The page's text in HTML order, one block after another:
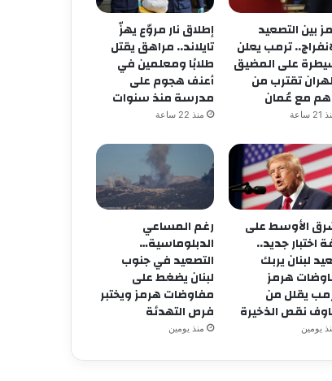
فوبيا “الجار” وصمت
في وجه الشقيق
بين التصعيد
ترمب يعلن
على المضيق
تقترب من
مع عُمان
ساعة
إطلاق نار مروّع يهزّ
تايلاند.. مراهق يقتل
طلابًا ومعلمين في
أعنف هجوم على
مدرسة منذ سنوات
منذ 22 ساعة
الأوسط على
اختبار جديد..
لبنان يربك
هرمز
يقلل من
نقص الذخيرة
يومين
رغم المساعي
الدبلوماسية…
التصعيد في جنوب
لبنان يضغط على
مفاوضات هرمز ويختبر
فرص التهدئة
منذ يومين